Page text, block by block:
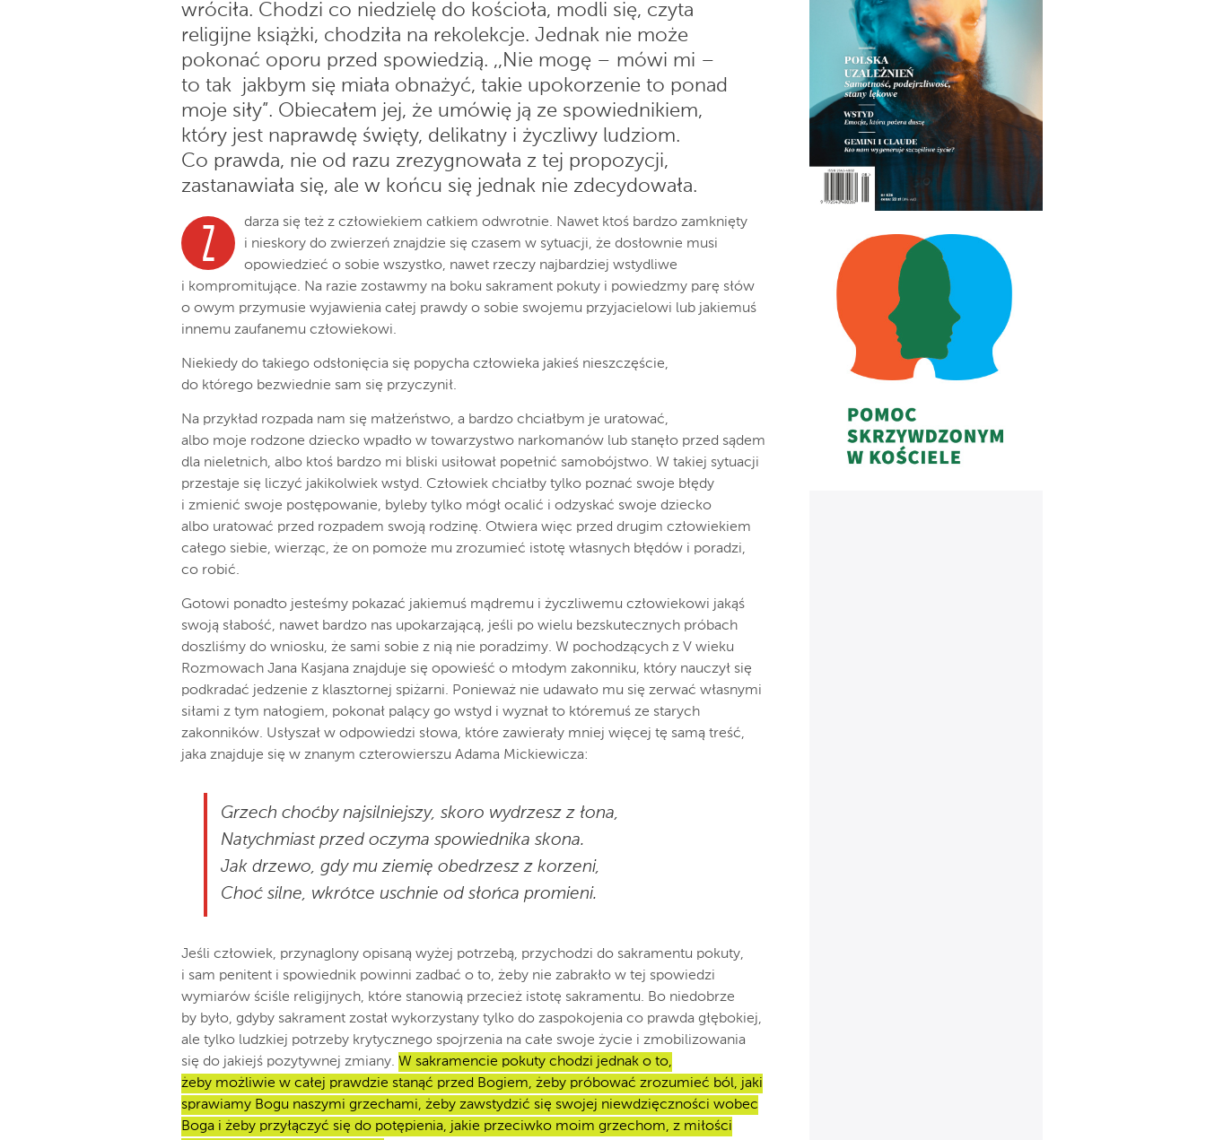
wróciła. Chodzi co niedzielę do kościoła, modli się, czyta
religijne książki, chodziła na rekolekcje. Jednak nie może
pokonać oporu przed spowiedzią. ,,Nie mogę – mówi mi –
to tak jakbym się miała obnażyć, takie upokorzenie to ponad
moje siły”. Obiecałem jej, że umówię ją ze spowiednikiem,
który jest naprawdę święty, delikatny i życzliwy ludziom.
Co prawda, nie od razu zrezygnowała z tej propozycji,
zastanawiała się, ale w końcu się jednak nie zdecydowała.
Z darza się też z człowiekiem całkiem odwrotnie. Nawet ktoś bardzo zamknięty
i nieskory do zwierzeń znajdzie się czasem w sytuacji, że dosłownie musi
opowiedzieć o sobie wszystko, nawet rzeczy najbardziej wstydliwe
i kompromitujące. Na razie zostawmy na boku sakrament pokuty i powiedzmy parę słów
o owym przymusie wyjawienia całej prawdy o sobie swojemu przyjacielowi lub jakiemuś
innemu zaufanemu człowiekowi.
Niekiedy do takiego odsłonięcia się popycha człowieka jakieś nieszczęście,
do którego bezwiednie sam się przyczynił.
Na przykład rozpada nam się małżeństwo, a bardzo chciałbym je uratować,
albo moje rodzone dziecko wpadło w towarzystwo narkomanów lub stanęło przed sądem
dla nieletnich, albo ktoś bardzo mi bliski usiłował popełnić samobójstwo. W takiej sytuacji
przestaje się liczyć jakikolwiek wstyd. Człowiek chciałby tylko poznać swoje błędy
i zmienić swoje postępowanie, byleby tylko mógł ocalić i odzyskać swoje dziecko
albo uratować przed rozpadem swoją rodzinę. Otwiera więc przed drugim człowiekiem
całego siebie, wierząc, że on pomoże mu zrozumieć istotę własnych błędów i poradzi,
co robić.
Gotowi ponadto jesteśmy pokazać jakiemuś mądremu i ży­czliwemu człowiekowi jakąś
swoją słabość, nawet bardzo nas upokarzającą, jeśli po wielu bezskutecznych próbach
doszliśmy do wniosku, że sami sobie z nią nie poradzimy. W pochodzących z V wieku
Rozmowach Jana Kasjana znajduje się opowieść o młodym zakonniku, który nauczył się
podkradać jedzenie z klasztornej spiżarni. Ponieważ nie udawało mu się zerwać własnymi
siłami z tym nałogiem, pokonał palący go wstyd i wyznał to któremuś ze starych
zakonników. Usłyszał w odpowiedzi słowa, które zawierały mniej więcej tę samą treść,
jaka znajduje się w znanym czterowierszu Adama Mickiewicza:
Grzech choćby najsilniejszy, skoro wydrzesz z łona,
Natychmiast przed oczyma spowiednika skona.
Jak drzewo, gdy mu ziemię obedrzesz z korzeni,
Choć silne, wkrótce uschnie od słońca promieni.
Jeśli człowiek, przynaglony opisaną wyżej potrzebą, przychodzi do sakramentu pokuty,
i sam penitent i spowiednik powinni zadbać o to, żeby nie zabrakło w tej spowiedzi
wymiarów ściśle religijnych, które stanowią przecież istotę sakramentu. Bo niedobrze
by było, gdyby sakrament został wykorzystany tylko do zaspokojenia co prawda głębokiej,
ale tylko ludzkiej potrzeby krytycznego spojrzenia na całe swoje życie i zmobilizowania
się do jakiejś pozytywnej zmiany. W sakramencie pokuty chodzi jednak o to,
żeby możliwie w całej prawdzie stanąć przed Bogiem, żeby próbować zrozumieć ból, jaki
sprawiamy Bogu naszymi grzechami, żeby zawstydzić się swojej niewdzięczności wobec
Boga i żeby przyłączyć się do potępienia, jakie przeciwko moim grzechom, z miłości